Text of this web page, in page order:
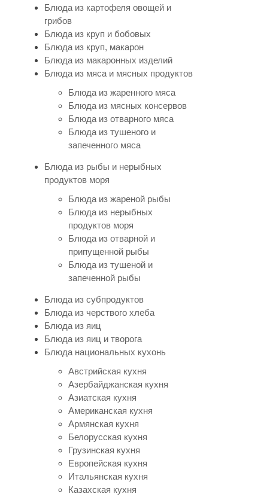
Блюда из картофеля овощей и
грибов
Блюда из круп и бобовых
Блюда из круп, макарон
Блюда из макаронных изделий
Блюда из мяса и мясных продуктов
Блюда из жаренного мяса
Блюда из мясных консервов
Блюда из отварного мяса
Блюда из тушеного и
запеченного мяса
Блюда из рыбы и нерыбных
продуктов моря
Блюда из жареной рыбы
Блюда из нерыбных
продуктов моря
Блюда из отварной и
припущенной рыбы
Блюда из тушеной и
запеченной рыбы
Блюда из субпродуктов
Блюда из черствого хлеба
Блюда из яиц
Блюда из яиц и творога
Блюда национальных кухонь
Австрийская кухня
Азербайджанская кухня
Азиатская кухня
Американская кухня
Армянская кухня
Белорусская кухня
Грузинская кухня
Европейская кухня
Итальянская кухня
Казахская кухня